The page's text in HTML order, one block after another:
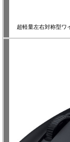
超軽量左右対称型ワ